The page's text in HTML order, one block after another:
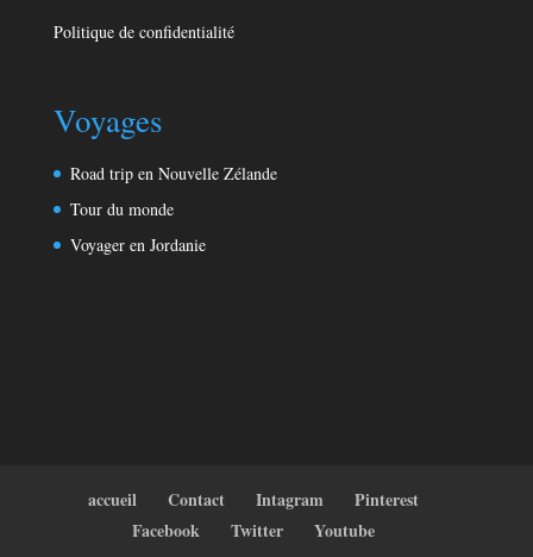
Politique de confidentialité
Voyages
Road trip en Nouvelle Zélande
Tour du monde
Voyager en Jordanie
accueil Contact Intagram
Pinterest
Facebook
Twitter Youtube